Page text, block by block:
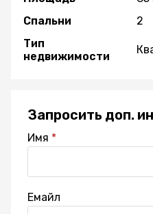
Спальни
2
Тип
недвижимости
Запросить доп.
Имя
Емайл